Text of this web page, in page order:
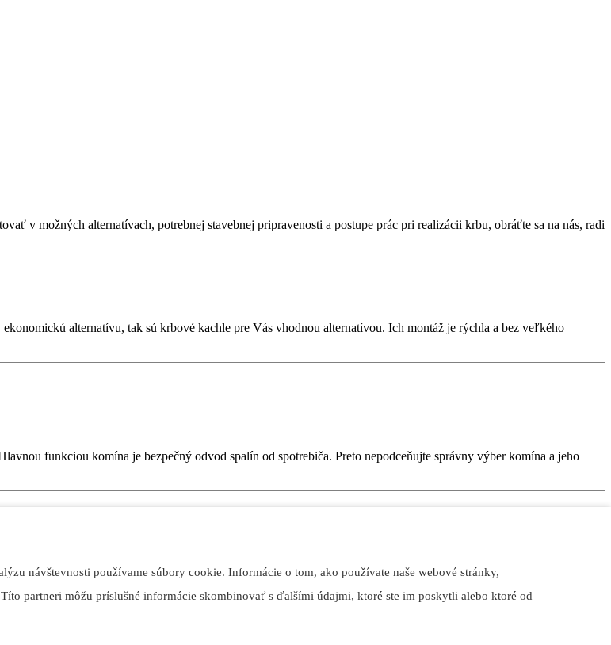
v možných alternatívach, potrebnej stavebnej pripravenosti a postupe prác pri realizácii krbu, obráťte sa na nás, radi
alternatívu, tak sú krbové kachle pre Vás vhodnou alternatívou. Ich montáž je rýchla a bez veľkého
funkciou komína je bezpečný odvod spalín od spotrebiča. Preto nepodceňujte správny výber komína a jeho
viacúčelovým pomocníkom v kuchyni.
návštevnosti používame súbory cookie. Informácie o tom, ako používate naše webové stránky,
partneri môžu príslušné informácie skombinovať s ďalšími údajmi, ktoré ste im poskytli alebo ktoré od